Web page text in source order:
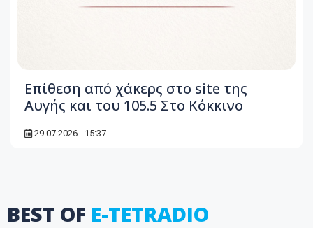
Επίθεση από χάκερς στο site της
Αυγής και του 105.5 Στο Κόκκινο
29.07.2026 - 15:37
BEST OF E-TETRADIO